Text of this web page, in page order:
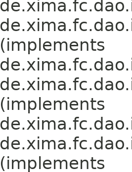
(implements
(implements
(implements